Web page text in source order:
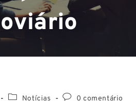
Notícias 0 comentário